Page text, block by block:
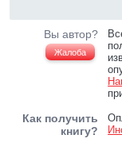
Вы автор?
Жалоба
Как получить
книгу?